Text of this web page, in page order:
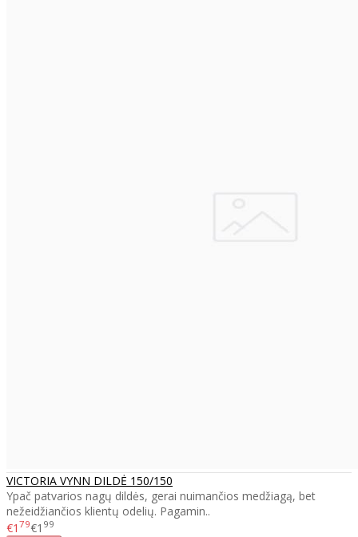
VICTORIA VYNN DILDĖ 150/150
Ypač patvarios nagų dildės, gerai nuimančios medžiagą, bet
nežeidžiančios klientų odelių. Pagamin..
€1 79€1 99